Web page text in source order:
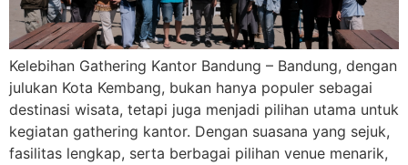
Kelebihan Gathering Kantor Bandung – Bandung, dengan
julukan Kota Kembang, bukan hanya populer sebagai
destinasi wisata, tetapi juga menjadi pilihan utama untuk
kegiatan gathering kantor. Dengan suasana yang sejuk,
fasilitas lengkap, serta berbagai pilihan venue menarik,